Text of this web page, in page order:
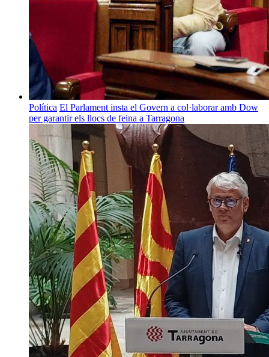
Política El Parlament insta el Govern a col·laborar amb Dow
per garantir els llocs de feina a Tarragona